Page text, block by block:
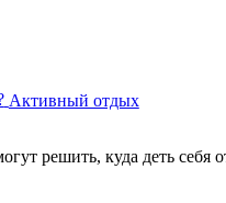
Активный отдых
решить, куда деть